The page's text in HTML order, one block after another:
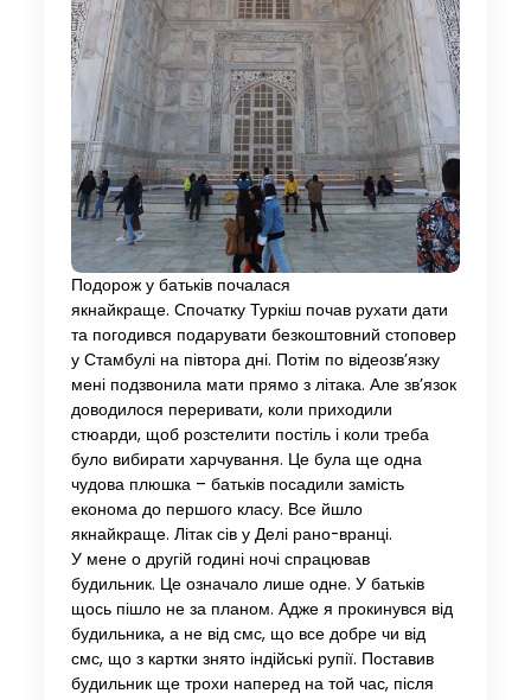
Подорож у батьків почалася
якнайкраще. Спочатку Туркіш почав рухати дати
та погодився подарувати безкоштовний стоповер
у Стамбулі на півтора дні. Потім по відеозв’язку
мені подзвонила мати прямо з літака. Але зв’язок
доводилося переривати, коли приходили
стюарди, щоб розстелити постіль і коли треба
було вибирати харчування. Це була ще одна
чудова плюшка – батьків посадили замість
економа до першого класу. Все йшло
якнайкраще. Літак сів у Делі рано-вранці.
У мене о другій годині ночі спрацював
будильник. Це означало лише одне. У батьків
щось пішло не за планом. Адже я прокинувся від
будильника, а не від смс, що все добре чи від
смс, що з картки знято індійські рупії. Поставив
будильник ще трохи наперед на той час, після